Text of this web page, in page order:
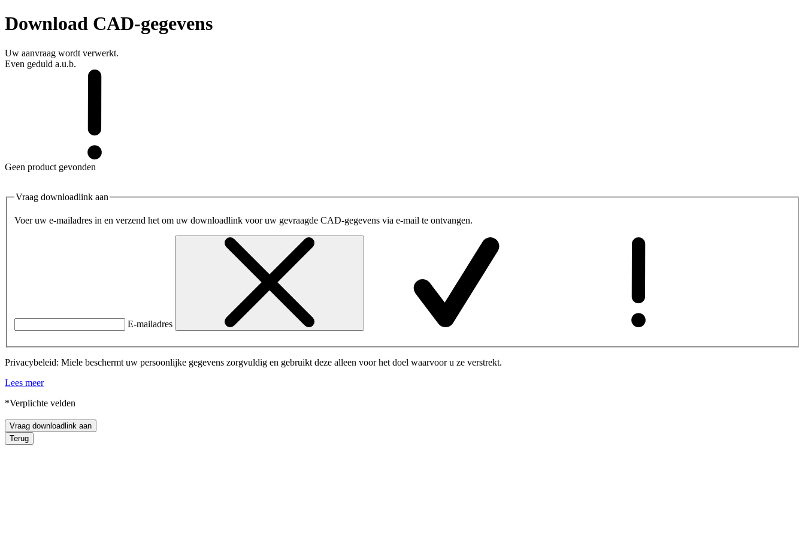
Download CAD-gegevens
Uw aanvraag wordt verwerkt.
Even geduld a.u.b.
Geen product gevonden
Vraag downloadlink aan
Voer uw e-mailadres in en verzend het om uw downloadlink voor uw gevraagde CAD-gegevens via e-mail te ontvangen.
E-mailadres
Privacybeleid: Miele beschermt uw persoonlijke gegevens zorgvuldig en gebruikt deze alleen voor het doel waarvoor u ze verstrekt.
Lees meer
*Verplichte velden